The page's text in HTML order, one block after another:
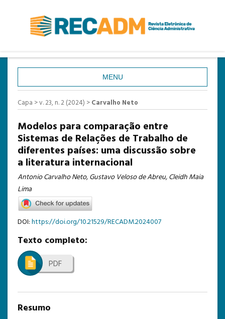
MENU
CAPA
SOBRE
ACESSO
CADASTRO
PESQUISA
ATUAL
ANTERIORES
ESTATÍSTICAS
TEMPLATE DE SUBMISSÃO
Capa >v. 23, n. 2 (2024) >Carvalho Neto
Modelos para comparação entre
Sistemas de Relações de Trabalho de
diferentes países: uma discussão sobre
a literatura internacional
Antonio Carvalho Neto, Gustavo Veloso de Abreu, Cleidh Maia
Lima
DOI:https://doi.org/10.21529/RECADM.2024007
Texto completo:
PDF
Resumo